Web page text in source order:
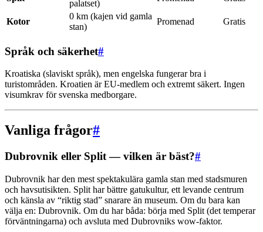
palatset)
Kotor
0 km (kajen vid gamla
stan)
Promenad Gratis
Språk och säkerhet#
Kroatiska (slaviskt språk), men engelska fungerar bra i
turistområden. Kroatien är EU-medlem och extremt säkert. Ingen
visumkrav för svenska medborgare.
Vanliga frågor#
Dubrovnik eller Split — vilken är bäst?#
Dubrovnik har den mest spektakulära gamla stan med stadsmuren
och havsutisikten. Split har bättre gatukultur, ett levande centrum
och känsla av “riktig stad” snarare än museum. Om du bara kan
välja en: Dubrovnik. Om du har båda: börja med Split (det temperar
förväntningarna) och avsluta med Dubrovniks wow-faktor.